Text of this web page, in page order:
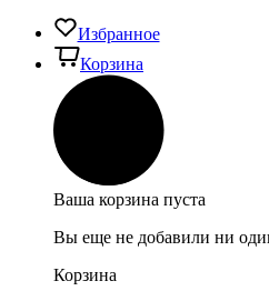
Избранное
Корзина
Ваша корзина пуста
Вы еще не добавили ни
Корзина